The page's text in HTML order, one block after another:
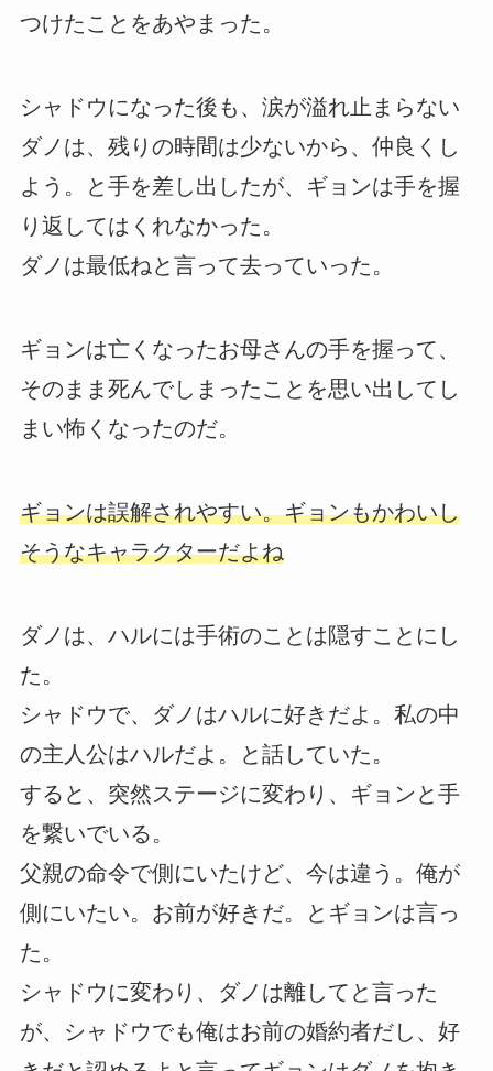
つけたことをあやまった。
シャドウになった後も、涙が溢れ止まらない
ダノは、残りの時間は少ないから、仲良くし
よう。と手を差し出したが、ギョンは手を握
り返してはくれなかった。
ダノは最低ねと言って去っていった。
ギョンは亡くなったお母さんの手を握って、
そのまま死んでしまったことを思い出してし
まい怖くなったのだ。
ギョンは誤解されやすい。ギョンもかわいし
そうなキャラクターだよね
ダノは、ハルには手術のことは隠すことにし
た。
シャドウで、ダノはハルに好きだよ。私の中
の主人公はハルだよ。と話していた。
すると、突然ステージに変わり、ギョンと手
を繋いでいる。
父親の命令で側にいたけど、今は違う。俺が
側にいたい。お前が好きだ。とギョンは言っ
た。
シャドウに変わり、ダノは離してと言った
が、シャドウでも俺はお前の婚約者だし、好